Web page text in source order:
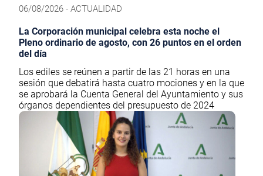
06/08/2026 - ACTUALIDAD
La Corporación municipal celebra esta noche el
Pleno ordinario de agosto, con 26 puntos en el orden
del día
Los ediles se reúnen a partir de las 21 horas en una
sesión que debatirá hasta cuatro mociones y en la que
se aprobará la Cuenta General del Ayuntamiento y sus
órganos dependientes del presupuesto de 2024